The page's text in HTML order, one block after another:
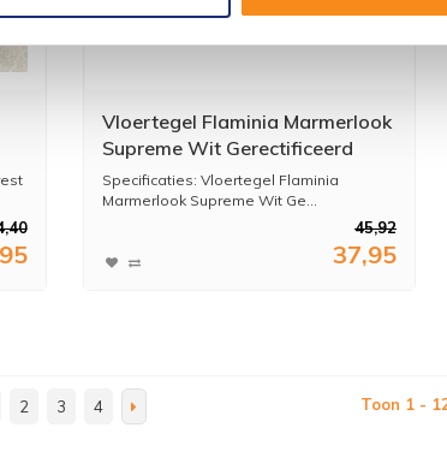
Vloertegel Flaminia Marmerlook
Supreme Wit Gerectificeerd
Gepolijst 60x120 (Prijs per M2)
Specificaties: Vloertegel Flaminia
Marmerlook Supreme Wit Ge...
45,92
37,95
2 3 4 Toon 1 -